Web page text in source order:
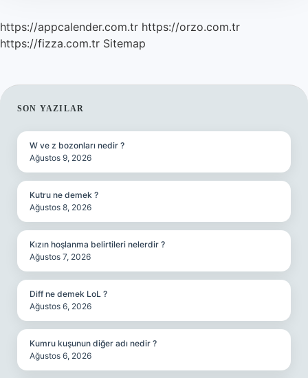
https://appcalender.com.tr https://orzo.com.tr
https://fizza.com.tr Sitemap
SIDEBAR
SON YAZILAR
W ve z bozonları nedir ?
Ağustos 9, 2026
Kutru ne demek ?
Ağustos 8, 2026
Kızın hoşlanma belirtileri nelerdir ?
Ağustos 7, 2026
Diff ne demek LoL ?
Ağustos 6, 2026
Kumru kuşunun diğer adı nedir ?
Ağustos 6, 2026